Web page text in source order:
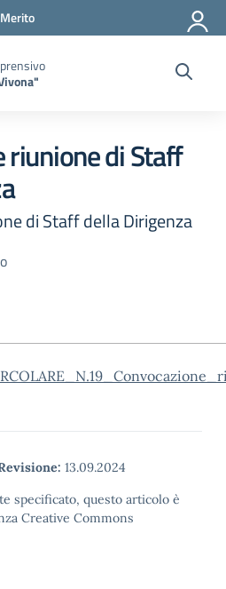
riunione di Staff
di Staff della Dirigenza
13.09.2024
specificato, questo articolo è
Creative Commons